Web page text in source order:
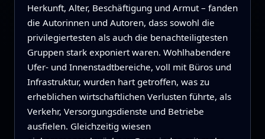
Herkunft, Alter, Beschäftigung und Armut – fanden
die Autorinnen und Autoren, dass sowohl die
privilegiertesten als auch die benachteiligtesten
Gruppen stark exponiert waren. Wohlhabendere
Ufer- und Innenstadtbereiche, voll mit Büros und
Infrastruktur, wurden hart getroffen, was zu
erheblichen wirtschaftlichen Verlusten führte, als
Verkehr, Versorgungsdienste und Betriebe
ausfielen. Gleichzeitig wiesen